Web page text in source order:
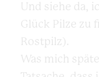
Und siehe da,
Glück Pilze zu
Rostpilz).
Was mich